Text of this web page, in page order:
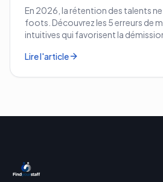
En 2026, la rétention des talents
foots. Découvrez les 5 erreurs de
intuitives qui favorisent la
Lire l'article